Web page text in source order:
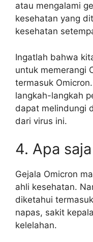
atau mengalami
kesehatan yang
kesehatan
Ingatlah bahwa
untuk memerangi
termasuk
langkah-langkah
dapat melindungi
dari virus ini.
4. Apa
Gejala Omicron
ahli kesehatan.
diketahui
napas, sakit
kelelahan.